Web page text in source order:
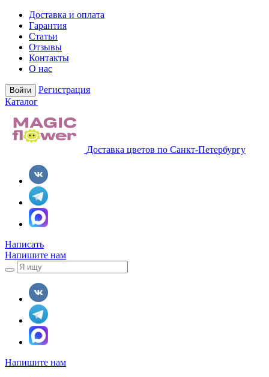
Доставка и оплата
Гарантия
Статьи
Отзывы
Контакты
О нас
Войти
Регистрация
Каталог
Доставка цветов по Санкт-Петербургу
Написать
Напишите нам
Напишите нам